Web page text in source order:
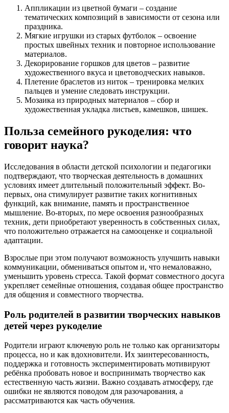
Аппликации из цветной бумаги – создание
тематических композиций в зависимости от сезона или
праздника.
Мягкие игрушки из старых футболок – освоение
простых швейных техник и повторное использование
материалов.
Декорирование горшков для цветов – развитие
художественного вкуса и цветоводческих навыков.
Плетение браслетов из ниток – тренировка мелких
пальцев и умение следовать инструкции.
Мозаика из природных материалов – сбор и
художественная укладка листьев, камешков, шишек.
Польза семейного рукоделия: что
говорит наука?
Исследования в области детской психологии и педагогики
подтверждают, что творческая деятельность в домашних
условиях имеет длительный положительный эффект. Во-
первых, она стимулирует развитие таких когнитивных
функций, как внимание, память и пространственное
мышление. Во-вторых, по мере освоения разнообразных
техник, дети приобретают уверенность в собственных силах,
что положительно отражается на самооценке и социальной
адаптации.
Взрослые при этом получают возможность улучшить навыки
коммуникации, обмениваться опытом и, что немаловажно,
уменьшить уровень стресса. Такой формат совместного досуга
укрепляет семейные отношения, создавая общее пространство
для общения и совместного творчества.
Роль родителей в развитии творческих навыков
детей через рукоделие
Родители играют ключевую роль не только как организаторы
процесса, но и как вдохновители. Их заинтересованность,
поддержка и готовность экспериментировать мотивируют
ребёнка пробовать новое и воспринимать творчество как
естественную часть жизни. Важно создавать атмосферу, где
ошибки не являются поводом для разочарования, а
рассматриваются как часть обучения.